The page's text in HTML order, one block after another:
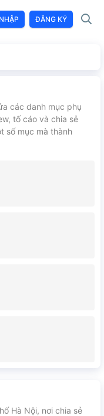
ĐĂNG KÝ
các danh mục phụ
tố cáo và chia sẻ
số mục mà thành
Hà Nội, nơi chia sẻ